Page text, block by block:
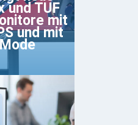
und TUF
mit
und mit